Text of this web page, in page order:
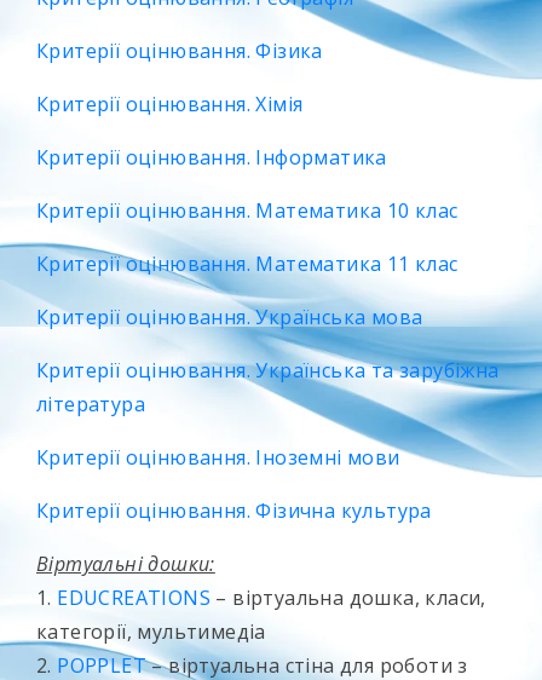
Критерії оцінювання. Фізика
Критерії оцінювання. Хімія
Критерії оцінювання. Інформатика
Критерії оцінювання. Математика 10 клас
Критерії оцінювання. Математика 11 клас
Критерії оцінювання. Українська мова
Критерії оцінювання. Українська та зарубіжна
література
Критерії оцінювання. Іноземні мови
Критерії оцінювання. Фізична культура
Віртуальні дошки:
1. EDUCREATIONS – віртуальна дошка, класи,
категорії, мультимедіа
2. POPPLET– віртуальна стіна для роботи з